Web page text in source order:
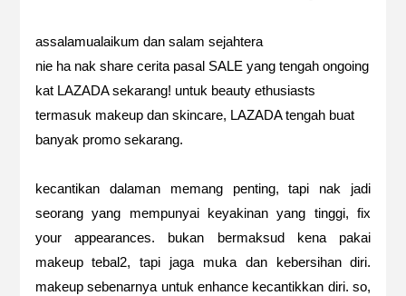
assalamualaikum dan salam sejahtera
nie ha nak share cerita pasal SALE yang tengah ongoing
kat LAZADA sekarang! untuk beauty ethusiasts
termasuk makeup dan skincare, LAZADA tengah buat
banyak promo sekarang.
kecantikan dalaman memang penting, tapi nak jadi
seorang yang mempunyai keyakinan yang tinggi, fix
your appearances. bukan bermaksud kena pakai
makeup tebal2, tapi jaga muka dan kebersihan diri.
makeup sebenarnya untuk enhance kecantikkan diri. so,